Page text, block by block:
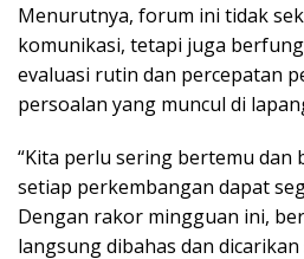
Menurutnya, forum ini tidak
komunikasi, tetapi juga
evaluasi rutin dan percepatan
persoalan yang muncul di
“Kita perlu sering bertemu dan
setiap perkembangan dapat
Dengan rakor mingguan ini,
langsung dibahas dan